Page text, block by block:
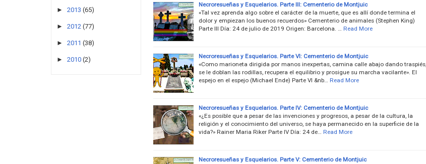
Necroresueñas y Esquelarios. Parte III: Cementerio de Montjuic
«Tal vez aprenda algo sobre el carácter de la muerte, que es allí donde termina el
dolor y empiezan los buenos recuerdos» Cementerio de animales (Stephen King)
Parte III Día: 24 de julio de 2019 Origen: Barcelona. …
Read More
Necroresueñas y Esquelarios. Parte VI: Cementerio de Montjuic
«Como marioneta dirigida por manos inexpertas, camina calle abajo dando traspiés,
se le doblan las rodillas, recupera el equilibrio y prosigue su marcha vacilante». El
espejo en el espejo (Michael Ende) Parte VI &nb…
Read More
Necroresueñas y Esquelarios. Parte IV: Cementerio de Montjuic
«¿Es posible que a pesar de las invenciones y progresos, a pesar de la cultura, la
religión y el conocimiento del universo, se haya permanecido en la superficie de la
vida?» Rainer Maria Riker Parte IV Día: 24 de…
Read More
Necroresueñas y Esquelarios. Parte V: Cementerio de Montjuic
► 2013 (65)
► 2012 (77)
► 2011 (38)
► 2010 (2)